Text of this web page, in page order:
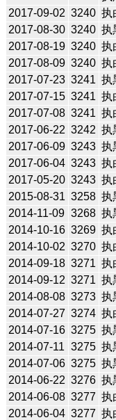
2017-09-02 3240 执
2017-08-30 3240 执
2017-08-19 3240 执
2017-08-09 3240 执
2017-07-23 3241 执
2017-07-15 3241 执
2017-07-08 3241 执
2017-06-22 3242 执
2017-06-09 3243 执
2017-06-04 3243 执
2017-05-20 3243 执
2015-08-31 3258 执
2014-11-09 3268 执
2014-10-16 3269 执
2014-10-02 3270 执
2014-09-18 3271 执
2014-09-12 3271 执
2014-08-08 3273 执
2014-07-27 3274 执
2014-07-16 3275 执
2014-07-11 3275 执
2014-07-06 3275 执
2014-06-22 3276 执
2014-06-08 3277 执
2014-06-04 3277 执